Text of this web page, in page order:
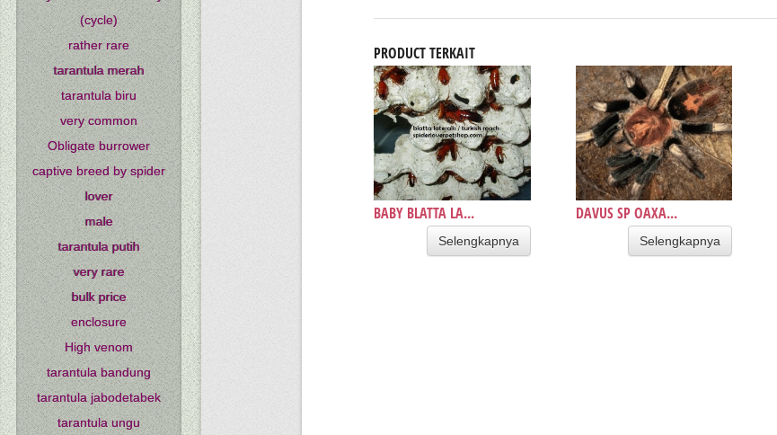
PRODUCT TERKAIT
BABY BLATTA LA...
Selengkapnya
DAVUS SP OAXA...
Selengkapnya
(cycle)
rather rare
tarantula merah
tarantula biru
very common
Obligate burrower
captive breed by spider
lover
male
tarantula putih
very rare
bulk price
enclosure
High venom
tarantula bandung
tarantula jabodetabek
tarantula ungu